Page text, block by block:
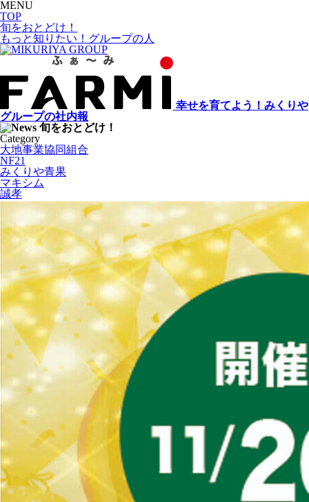
MENU
TOP
旬をおとどけ！
もっと知りたい！グループの人
幸せを育てよう！みくりや
グループの社内報
旬をおとどけ！
Category
大地事業協同組合
NF21
みくりや青果
マキシム
誠孝